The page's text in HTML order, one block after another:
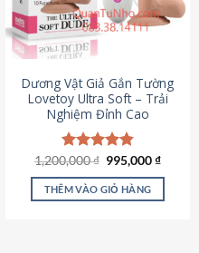
Dương Vật Giả Gắn Tường
Lovetoy Ultra Soft – Trải
Nghiệm Đỉnh Cao
Được xếp
hạng4.82
5 sao
1,200,000₫ Giá
là:
1,200,000 ₫.
995,000₫Giá
tại
THÊM VÀO GIỎ HÀNG